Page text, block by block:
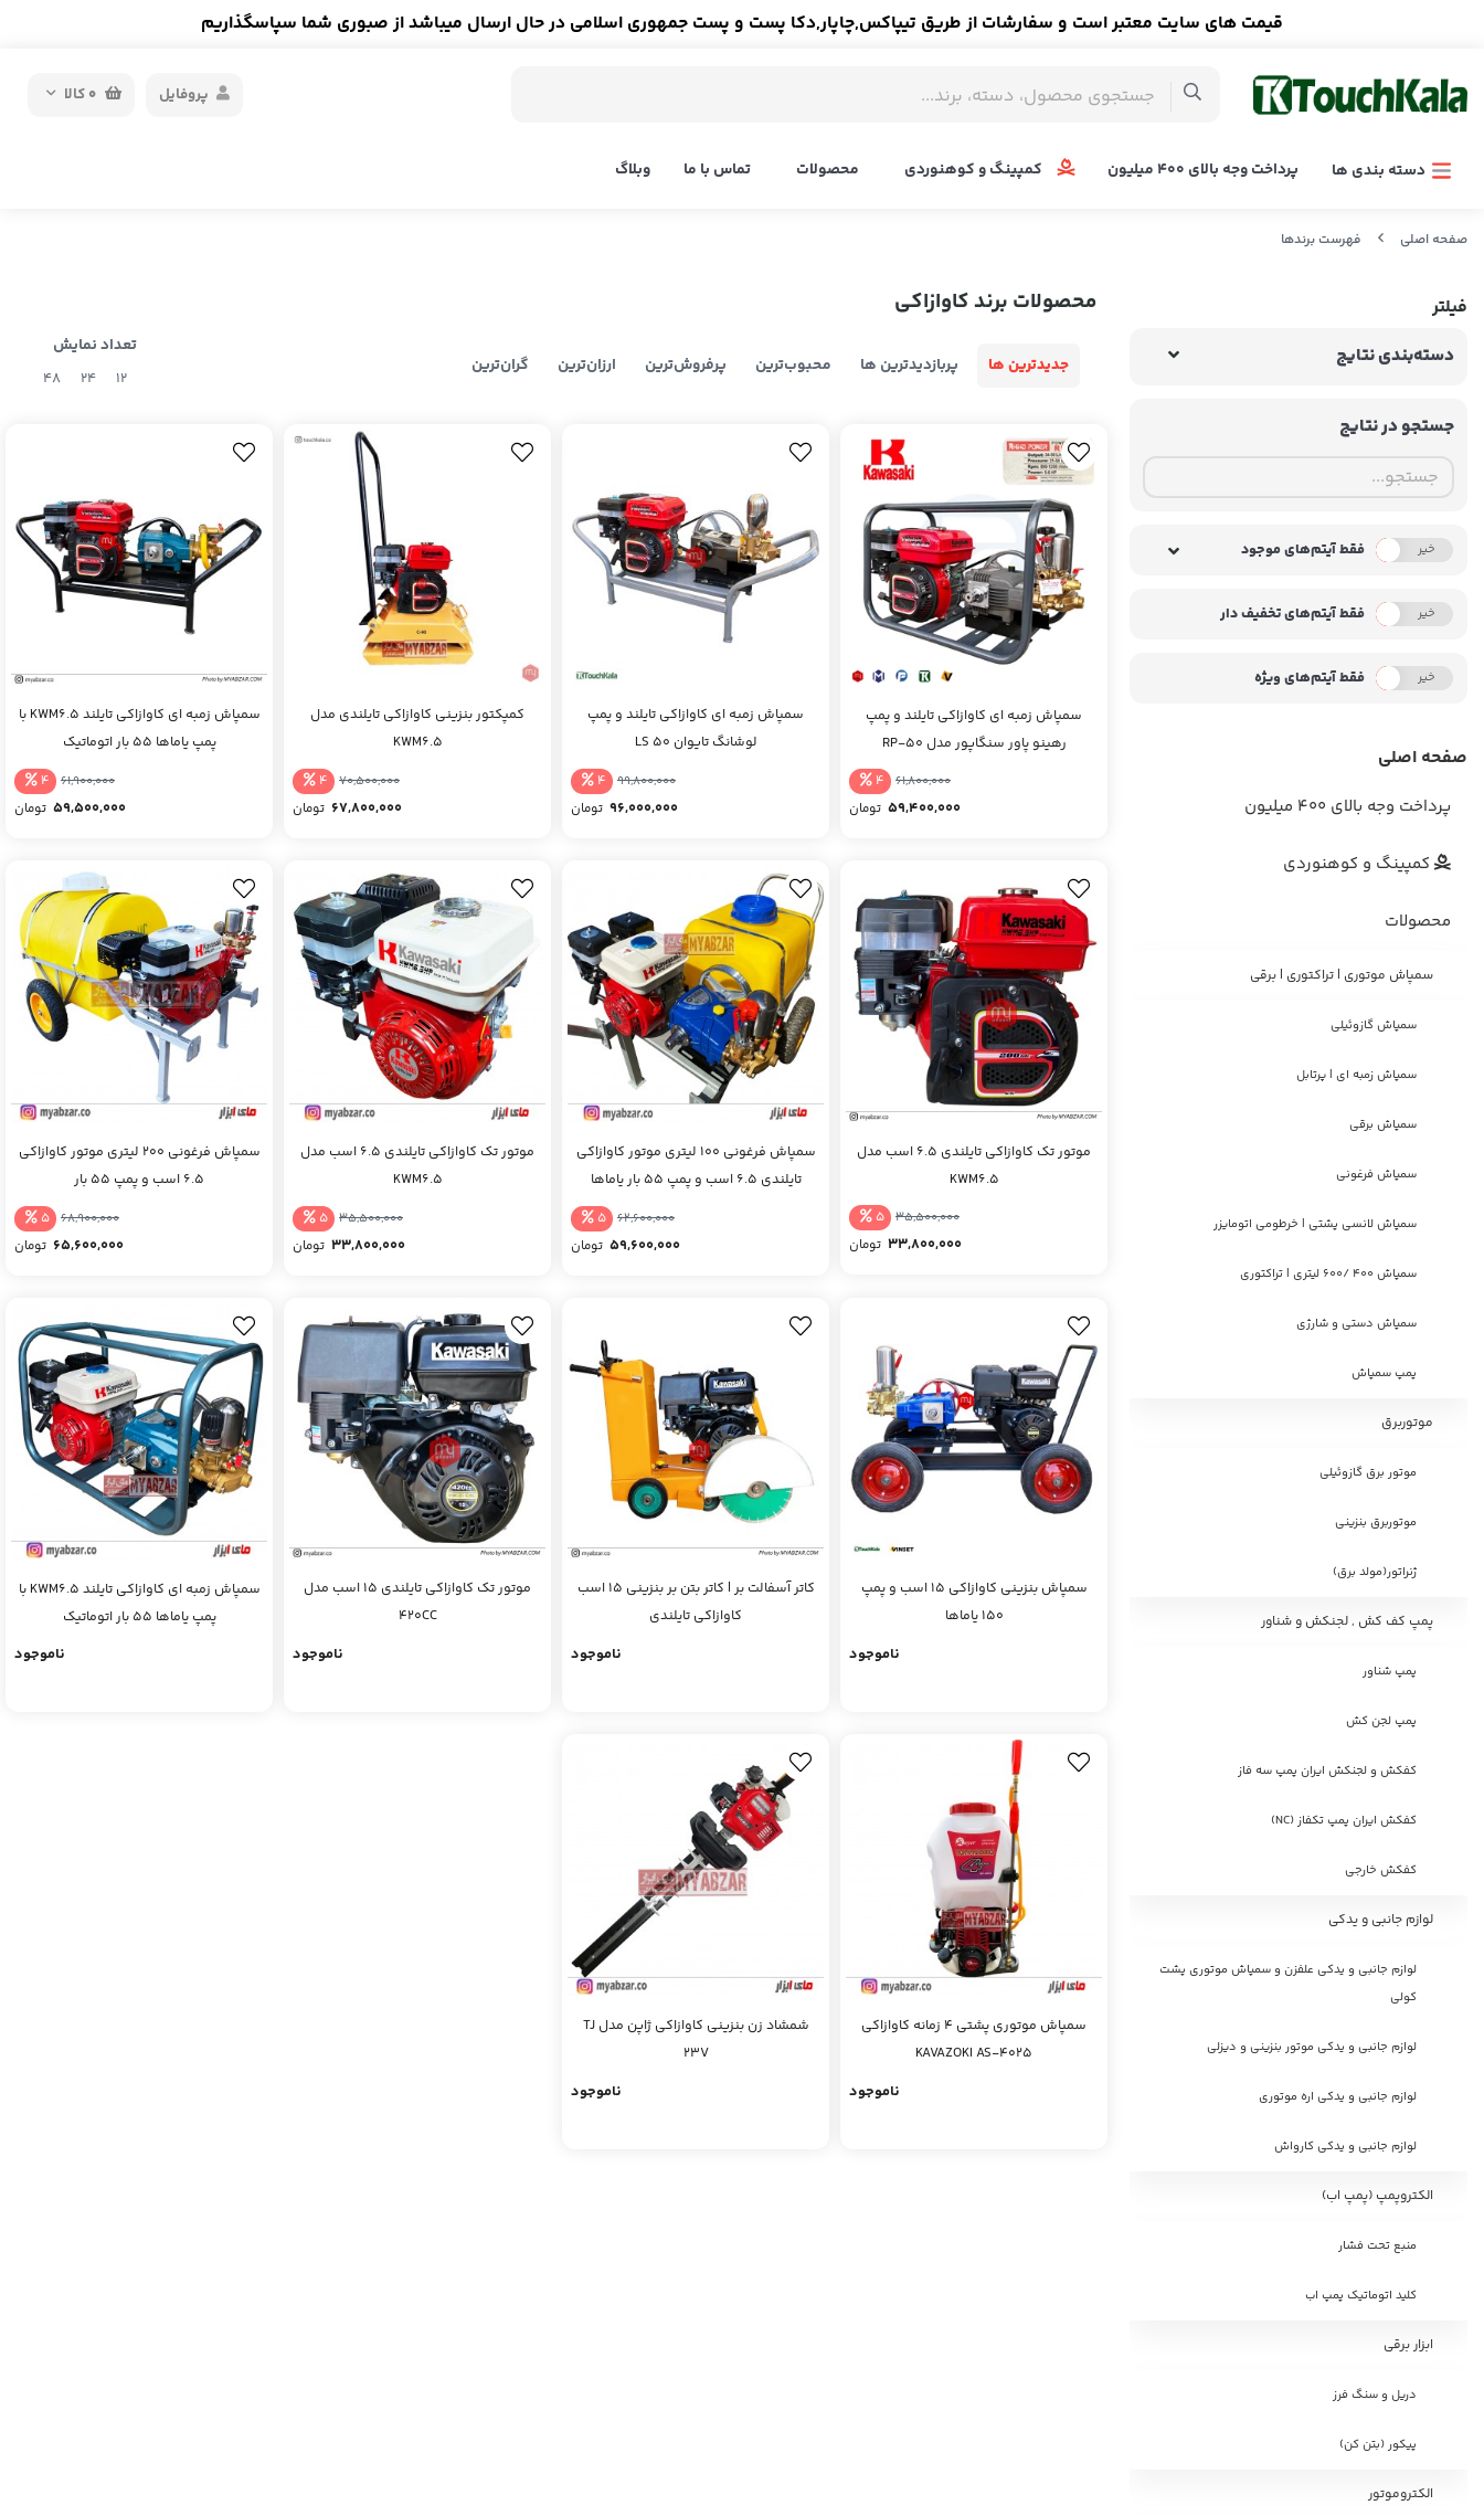
قیمت های سایت معتبر است و سفارشات از طریق تیپاکس,چاپار,دکا پست و پست جمهوری اسلامی در حال ارسال میباشد از صبوری شما سپاسگذاریم
0کالا پروفایل
دسته بندی ها پرداخت وجه بالای 400 میلیون کمپینگ و کوهنوردی محصولات تماس با ما وبلاگ
صفحه اصلی فهرست برندها
فیلتر
دسته‌بندی نتایج
جستجو در نتایج
بله خیر فقط آیتم‌های موجود
بله خیر فقط آیتم‌های تخفیف دار
بله خیر فقط آیتم‌های ویژه
صفحه اصلی
پرداخت وجه بالای 400 میلیون
کمپینگ و کوهنوردی
محصولات
سمپاش موتوری | تراکتوری | برقی
سمپاش گازوئیلی
سمپاش زمبه ای | پرتابل
سمپاش برقی
سمپاش فرغونی
سمپاش لانسی پشتی | خرطومی اتومایزر
سمپاش 400 /600 لیتری | تراکتوری
سمپاش دستی و شارژی
پمپ سمپاش
موتوربرق
موتور برق گازوئیلی
موتوربرق بنزینی
ژنراتور(مولد برق)
پمپ کف کش , لجنکش و شناور
پمپ شناور
پمپ لجن کش
کفکش و لجنکش ایران پمپ سه فاز
کفکش ایران پمپ تکفاز (NC)
کفکش خارجی
لوازم جانبی و یدکی
لوازم جانبی و یدکی علفزن و سمپاش موتوری پشت
کولی
لوازم جانبی و یدکی موتور بنزینی و دیزلی
لوازم جانبی و یدکی اره موتوری
لوازم جانبی و یدکی کارواش
الکتروپمپ (پمپ اب)
منبع تحت فشار
کلید اتوماتیک پمپ اب
ابزار برقی
دریل و سنگ فرز
پیکور (بتن کن)
الکتروموتور
محصولات برند کاوازاکی
جدیدترین ها پربازدیدترین ها محبوب‌‌ترین پرفروش‌ترین ارزان‌ترین گران‌ترین
تعداد نمایش
12
24
48
سمپاش زمبه ای کاوازاکی تایلند و پمپ
رهینو پاور سنگاپور مدل RP-50
61,800,000
4
59,400,000 تومان
سمپاش زمبه ای کاوازاکی تایلند و پمپ
لوشانگ تایوان LS 50
99,800,000
4
96,000,000 تومان
کمپکتور بنزینی کاوازاکی تایلندی مدل
KWM6.5
70,500,000
4
67,800,000 تومان
سمپاش زمبه ای کاوازاکی تایلند KWM6.5 با
پمپ یاماها 55 بار اتوماتیک
61,900,000
4
59,500,000 تومان
موتور تک کاوازاکی تایلندی 6.5 اسب مدل
KWM6.5
35,500,000
5
33,800,000 تومان
سمپاش فرغونی 100 لیتری موتور کاوازاکی
تایلندی 6.5 اسب و پمپ 55 بار یاماها
62,600,000
5
59,600,000 تومان
موتور تک کاوازاکی تایلندی 6.5 اسب مدل
KWM6.5
35,500,000
5
33,800,000 تومان
سمپاش فرغونی 200 لیتری موتور کاوازاکی
6.5 اسب و پمپ 55 بار
68,900,000
5
65,600,000 تومان
سمپاش بنزینی کاوازاکی 15 اسب و پمپ
150 یاماها
ناموجود
کاتر آسفالت بر | کاتر بتن بر بنزینی 15 اسب
کاوازاکی تایلندی
ناموجود
موتور تک کاوازاکی تایلندی 15 اسب مدل
420CC
ناموجود
سمپاش زمبه ای کاوازاکی تایلند KWM6.5 با
پمپ یاماها 55 بار اتوماتیک
ناموجود
سمپاش موتوری پشتی 4 زمانه کاوازاکی
KAVAZOKI AS-4025
ناموجود
شمشاد زن بنزینی کاوازاکی ژاپن مدل TJ
23V
ناموجود